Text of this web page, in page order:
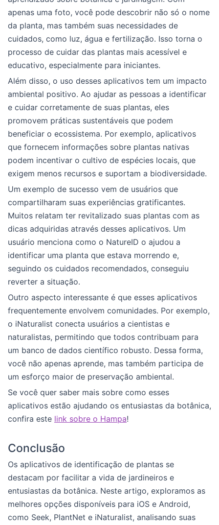
apenas uma foto, você pode descobrir não só o nome
da planta, mas também suas necessidades de
cuidados, como luz, água e fertilização. Isso torna o
processo de cuidar das plantas mais acessível e
educativo, especialmente para iniciantes.
Além disso, o uso desses aplicativos tem um impacto
ambiental positivo. Ao ajudar as pessoas a identificar
e cuidar corretamente de suas plantas, eles
promovem práticas sustentáveis que podem
beneficiar o ecossistema. Por exemplo, aplicativos
que fornecem informações sobre plantas nativas
podem incentivar o cultivo de espécies locais, que
exigem menos recursos e suportam a biodiversidade.
Um exemplo de sucesso vem de usuários que
compartilharam suas experiências gratificantes.
Muitos relatam ter revitalizado suas plantas com as
dicas adquiridas através desses aplicativos. Um
usuário menciona como o NatureID o ajudou a
identificar uma planta que estava morrendo e,
seguindo os cuidados recomendados, conseguiu
reverter a situação.
Outro aspecto interessante é que esses aplicativos
frequentemente envolvem comunidades. Por exemplo,
o iNaturalist conecta usuários a cientistas e
naturalistas, permitindo que todos contribuam para
um banco de dados científico robusto. Dessa forma,
você não apenas aprende, mas também participa de
um esforço maior de preservação ambiental.
Se você quer saber mais sobre como esses
aplicativos estão ajudando os entusiastas da botânica,
confira este link sobre o Hampa!
Conclusão
Os aplicativos de identificação de plantas se
destacam por facilitar a vida de jardineiros e
entusiastas da botânica. Neste artigo, exploramos as
melhores opções disponíveis para iOS e Android,
como Seek, PlantNet e iNaturalist, analisando suas